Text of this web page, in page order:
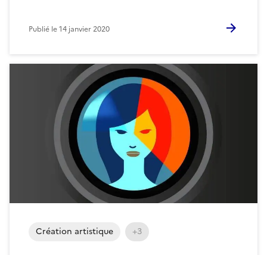
Publié le14 janvier 2020
Création artistique +3